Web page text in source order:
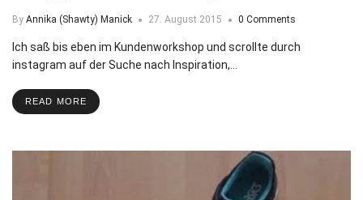
By Annika (Shawty) Manick 27. August 2015 0 Comments
Ich saß bis eben im Kundenworkshop und scrollte durch
instagram auf der Suche nach Inspiration,…
READ MORE